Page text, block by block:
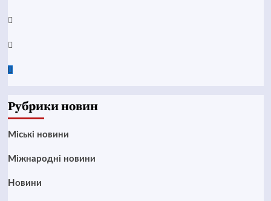
Instagram
Twitter
Google
Рубрики новин
Mіські новини
Міжнародні новини
Новини